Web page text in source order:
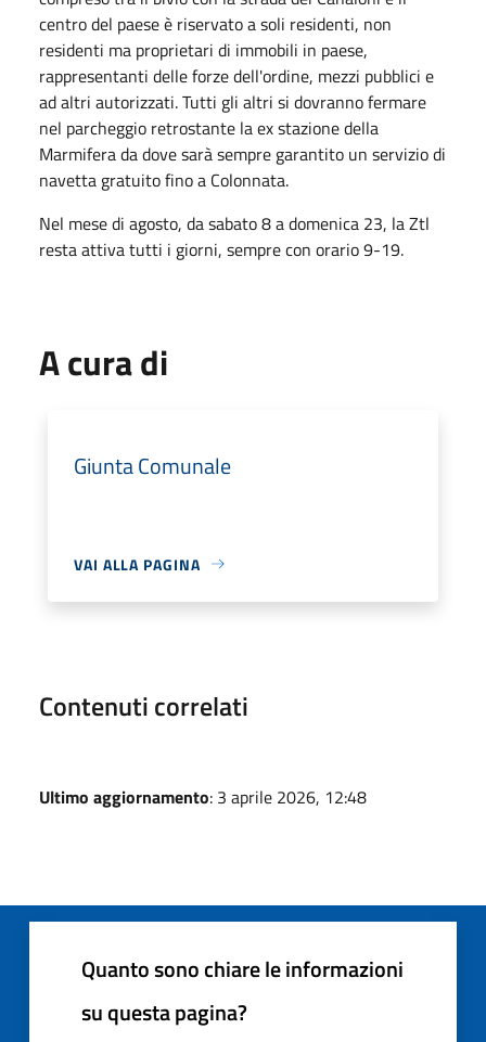
centro del paese è riservato a soli residenti, non
residenti ma proprietari di immobili in paese,
rappresentanti delle forze dell'ordine, mezzi pubblici e
ad altri autorizzati. Tutti gli altri si dovranno fermare
nel parcheggio retrostante la ex stazione della
Marmifera da dove sarà sempre garantito un servizio di
navetta gratuito fino a Colonnata.
Nel mese di agosto, da sabato 8 a domenica 23, la Ztl
resta attiva tutti i giorni, sempre con orario 9-19.
A cura di
Giunta Comunale
VAI ALLA PAGINA
Contenuti correlati
Ultimo aggiornamento: 3 aprile 2026, 12:48
Quanto sono chiare le informazioni
su questa pagina?